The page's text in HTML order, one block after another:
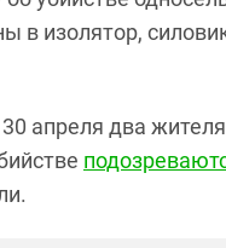
в изолятор,
30 апреля два